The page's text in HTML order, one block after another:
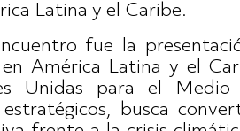
Latina y el Caribe.
fue la
América Latina y el
Unidas para el Medio
busca